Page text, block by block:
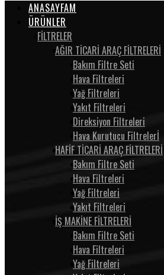
ANASAYFAM
ÜRÜNLER
FİLTRELER
AĞIR TİCARİ ARAÇ FİLTRELERİ
Bakım Filtre Seti
Hava Filtreleri
Yağ Filtreleri
Yakıt Filtreleri
Direksiyon Filtreleri
Hava Kurutucu Filtrelerİ
HAFİF TİCARİ ARAÇ FİLTRELERİ
Bakım Filtre Seti
Hava Filtreleri
Yağ Filtreleri
Yakıt Filtreleri
İŞ MAKİNE FİLTRELERİ
Bakım Filtre Seti
Hava Filtreleri
Yağ Filtreleri